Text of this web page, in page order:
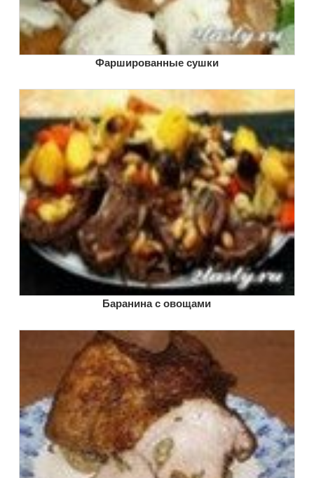
Фаршированные сушки
Баранина с овощами